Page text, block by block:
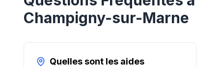
Champigny-sur-Marne
Quelles sont les aides